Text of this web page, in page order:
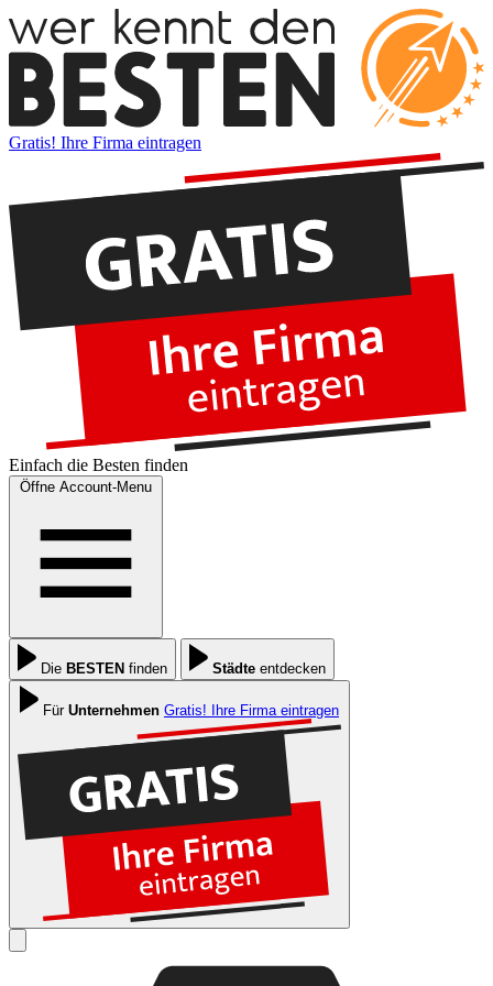
Gratis! Ihre Firma eintragen
Einfach die Besten finden
Öffne Account-Menu
Die BESTEN finden Städte entdecken
Für Unternehmen Gratis! Ihre Firma eintragen